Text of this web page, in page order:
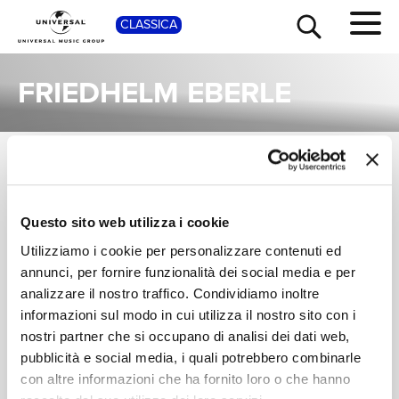
Questo sito web utilizza i cookie
Utilizziamo i cookie per personalizzare contenuti ed
annunci, per fornire funzionalità dei social media e per
analizzare il nostro traffico. Condividiamo inoltre
informazioni sul modo in cui utilizza il nostro sito con i
nostri partner che si occupano di analisi dei dati web,
pubblicità e social media, i quali potrebbero combinarle
con altre informazioni che ha fornito loro o che hanno
CLASSICA
FRIEDHELM EBERLE
GEWANDHAUSORCHESTER,
KURT MASUR,
RUNDFUNKCHOR
LEIPZIG
Grieg: Peer Gynt
Digitale
KURT MASUR,
FRIEDHELM EBERLE,
Grieg: Peer Gynt
Digitale
SHOP
TOUR
NEWS
RICERCA
CHI SIAMO
CONTATTI